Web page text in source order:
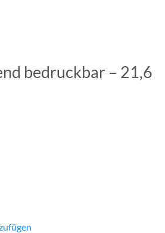
bedruckbar – 21,6